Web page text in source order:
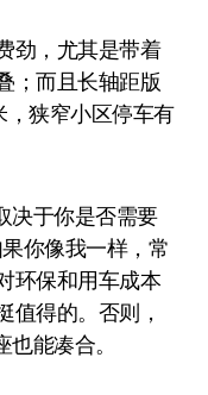
劲，尤其是带着
；而且长轴距版
，狭窄小区停车有
决于你是否需要
你像我一样，常
环保和用车成本
值得的。否则，
能凑合。